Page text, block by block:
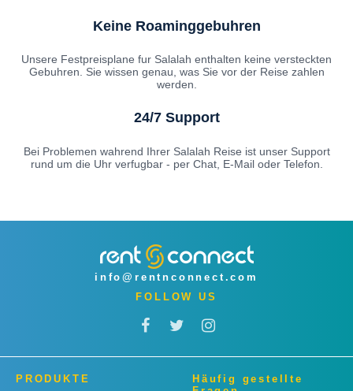
Keine Roaminggebuhren
Unsere Festpreisplane fur Salalah enthalten keine versteckten
Gebuhren. Sie wissen genau, was Sie vor der Reise zahlen
werden.
24/7 Support
Bei Problemen wahrend Ihrer Salalah Reise ist unser Support
rund um die Uhr verfugbar - per Chat, E-Mail oder Telefon.
info@rentnconnect.com
FOLLOW US
PRODUKTE
Häufig gestellte